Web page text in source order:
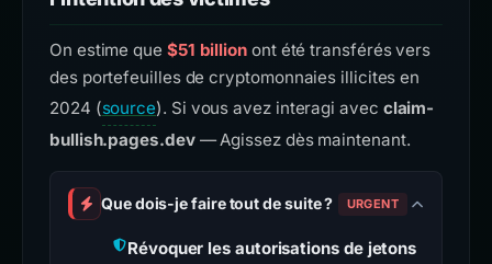
On estime que $51 billion ont été transférés vers
des portefeuilles de cryptomonnaies illicites en
2024 (source). Si vous avez interagi avec claim-
bullish.pages.dev— Agissez dès maintenant.
Que dois-je faire tout de suite ? URGENT
Révoquer les autorisations de jetons